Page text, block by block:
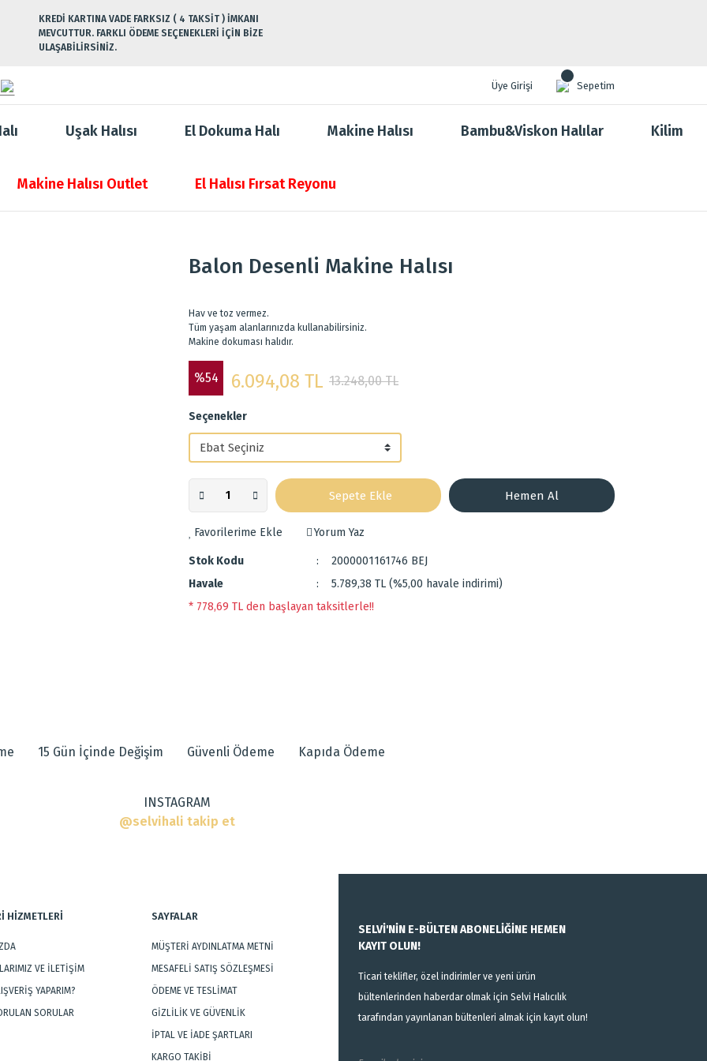
KREDİ KARTINA VADE FARKSIZ ( 4 TAKSİT ) İMKANI
MEVCUTTUR. FARKLI ÖDEME SEÇENEKLERİ İÇİN BİZE
ULAŞABİLİRSİNİZ.
Üye Girişi Sepetim
Uşak Halısı El Dokuma Halı Makine Halısı Bambu&Viskon Halılar Kilim
Makine Halısı Outlet El Halısı Fırsat Reyonu
Balon Desenli Makine Halısı
Hav ve toz vermez.
Tüm yaşam alanlarınızda kullanabilirsiniz.
Makine dokuması halıdır.
%54 6.094,08 TL 13.248,00 TL
Seçenekler
Sepete Ekle Hemen Al
Yorum Yaz
Stok Kodu
2000001161746 BEJ
Havale
5.789,38 TL (%5,00 havale indirimi)
* 778,69 TL den başlayan taksitlerle!!
Gönder
15 Gün İçinde Değişim Güvenli Ödeme Kapıda Ödeme
INSTAGRAM
@selvihali takip et
HİZMETLERİ
VE İLETİŞİM
YAPARIM?
SORULAR
SAYFALAR
MÜŞTERİ AYDINLATMA METNİ
MESAFELİ SATIŞ SÖZLEŞMESİ
ÖDEME VE TESLİMAT
GİZLİLİK VE GÜVENLİK
İPTAL VE İADE ŞARTLARI
KARGO TAKİBİ
SELVİ'NİN E-BÜLTEN ABONELİĞİNE HEMEN
KAYIT OLUN!
Ticari teklifler, özel indirimler ve yeni ürün
bültenlerinden haberdar olmak için Selvi Halıcılık
tarafından yayınlanan bültenleri almak için kayıt olun!